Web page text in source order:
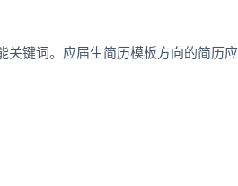
关键词。应届生简历模板方向的简历应